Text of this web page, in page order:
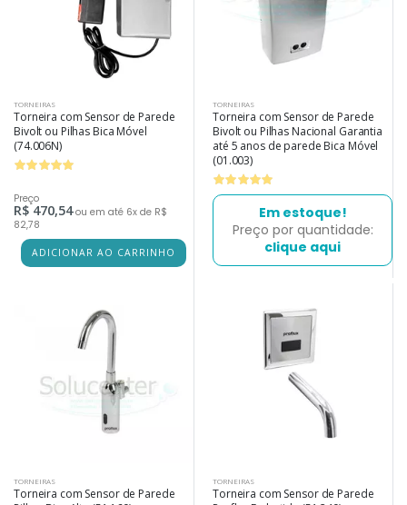
TORNEIRAS
Torneira com Sensor de Parede
Bivolt ou Pilhas Bica Móvel
(74.006N)
Preço
R$ 470,54 ou em até 6x de R$
82,78
ADICIONAR AO CARRINHO
TORNEIRAS
Torneira com Sensor de Parede
Bivolt ou Pilhas Nacional Garantia
até 5 anos de parede Bica Móvel
(01.003)
Em estoque!
Preço por quantidade:
clique aqui
TORNEIRAS
Torneira com Sensor de Parede
TORNEIRAS
Torneira com Sensor de Parede